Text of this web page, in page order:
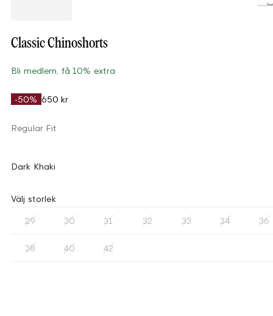
Classic Chinoshorts
Bli medlem, få 10% extra
-50% 650 kr
Regular Fit
Dark Khaki
Välj storlek
29 30 31 32 33 34 36
38 40 42